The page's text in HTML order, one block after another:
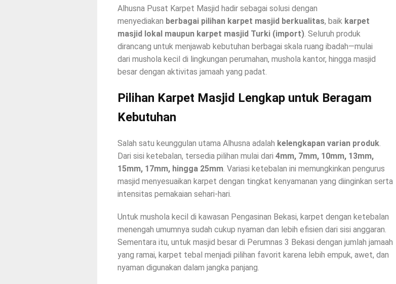
Alhusna Pusat Karpet Masjid hadir sebagai solusi dengan
menyediakan berbagai pilihan karpet masjid berkualitas, baik karpet
masjid lokal maupun karpet masjid Turki (import). Seluruh produk
dirancang untuk menjawab kebutuhan berbagai skala ruang ibadah—mulai
dari mushola kecil di lingkungan perumahan, mushola kantor, hingga masjid
besar dengan aktivitas jamaah yang padat.
Pilihan Karpet Masjid Lengkap untuk Beragam
Kebutuhan
Salah satu keunggulan utama Alhusna adalah kelengkapan varian produk.
Dari sisi ketebalan, tersedia pilihan mulai dari 4mm, 7mm, 10mm, 13mm,
15mm, 17mm, hingga 25mm. Variasi ketebalan ini memungkinkan pengurus
masjid menyesuaikan karpet dengan tingkat kenyamanan yang diinginkan serta
intensitas pemakaian sehari-hari.
Untuk mushola kecil di kawasan Pengasinan Bekasi, karpet dengan ketebalan
menengah umumnya sudah cukup nyaman dan lebih efisien dari sisi anggaran.
Sementara itu, untuk masjid besar di Perumnas 3 Bekasi dengan jumlah jamaah
yang ramai, karpet tebal menjadi pilihan favorit karena lebih empuk, awet, dan
nyaman digunakan dalam jangka panjang.